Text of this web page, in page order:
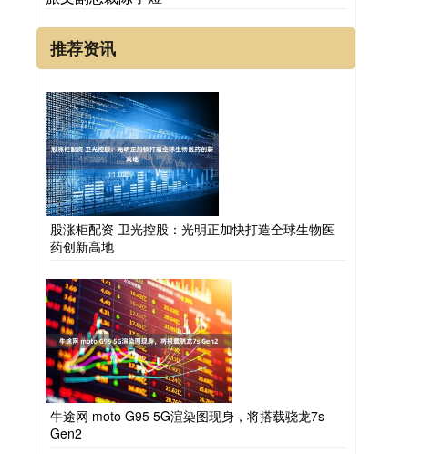
推荐资讯
股涨柜配资 卫光控股：光明正加快打造全球生物医
药创新高地
牛途网 moto G95 5G渲染图现身，将搭载骁龙7s
Gen2